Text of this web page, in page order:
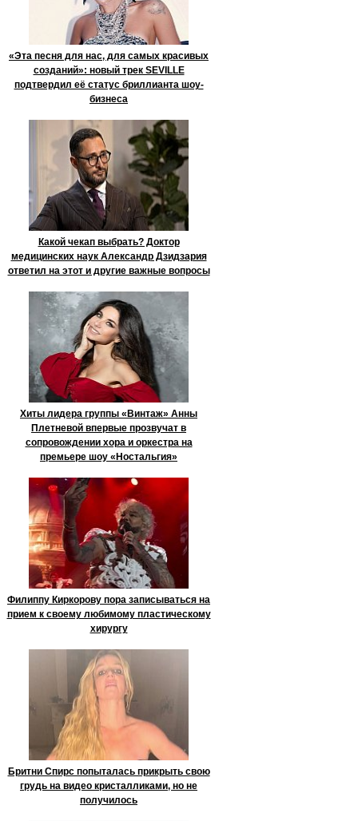
«Эта песня для нас, для самых красивых
созданий»: новый трек SEVILLE
подтвердил её статус бриллианта шоу-
бизнеса
Какой чекап выбрать? Доктор
медицинских наук Александр Дзидзария
ответил на этот и другие важные вопросы
Хиты лидера группы «Винтаж» Анны
Плетневой впервые прозвучат в
сопровождении хора и оркестра на
премьере шоу «Ностальгия»
Филиппу Киркорову пора записываться на
прием к своему любимому пластическому
хирургу
Бритни Спирс попыталась прикрыть свою
грудь на видео кристалликами, но не
получилось